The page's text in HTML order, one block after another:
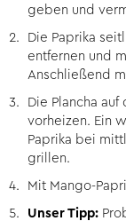
geben und
Die Paprika
entfernen und
Anschließend
Die Plancha
vorheizen. Ein
Paprika bei
grillen.
Mit Mango-
Unser Tipp: